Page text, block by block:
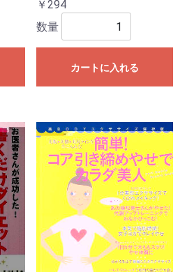
￥294
数量
カートに入れる